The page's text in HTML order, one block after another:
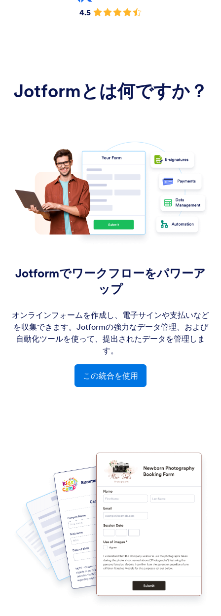
4.5
Jotformとは何ですか？
Jotformでワークフローをパワーア
ップ
オンラインフォームを作成し、電子サインや支払いなど
を収集できます。Jotformの強力なデータ管理、および
自動化ツールを使って、提出されたデータを管理しま
す。
この統合を使用